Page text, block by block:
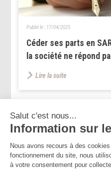
Céder ses parts en
la société ne répond
Publié le : 17/04/2025
Lire la suite
<< < ...